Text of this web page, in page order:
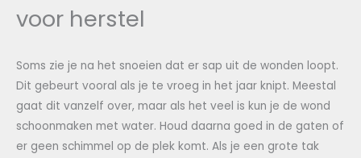
voor herstel
Soms zie je na het snoeien dat er sap uit de wonden loopt.
Dit gebeurt vooral als je te vroeg in het jaar knipt. Meestal
gaat dit vanzelf over, maar als het veel is kun je de wond
schoonmaken met water. Houd daarna goed in de gaten of
er geen schimmel op de plek komt. Als je een grote tak